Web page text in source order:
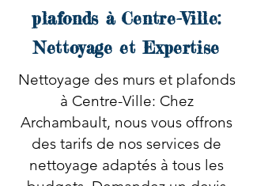
plafonds à Centre-Ville:
Nettoyage et Expertise
Nettoyage des murs et plafonds
à Centre-Ville: Chez
Archambault, nous vous offrons
des tarifs de nos services de
nettoyage adaptés à tous les